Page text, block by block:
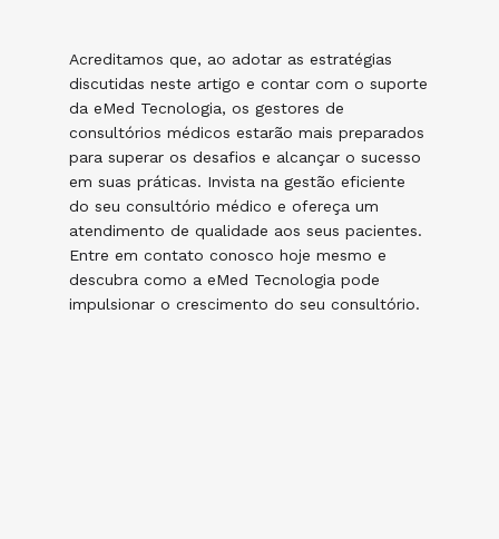
Acreditamos que, ao adotar as estratégias
discutidas neste artigo e contar com o suporte
da eMed Tecnologia, os gestores de
consultórios médicos estarão mais preparados
para superar os desafios e alcançar o sucesso
em suas práticas. Invista na gestão eficiente
do seu consultório médico e ofereça um
atendimento de qualidade aos seus pacientes.
Entre em contato conosco hoje mesmo e
descubra como a eMed Tecnologia pode
impulsionar o crescimento do seu consultório.